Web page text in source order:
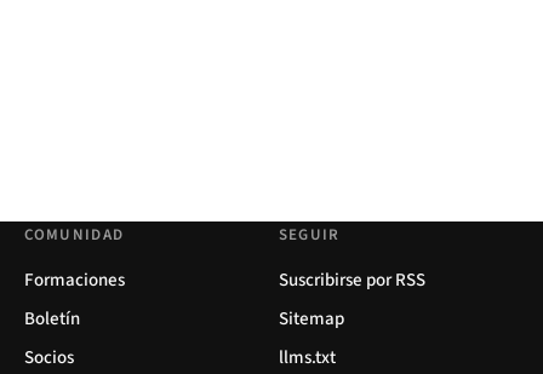
COMUNIDAD
Formaciones
Boletín
Socios
SEGUIR
Suscribirse por RSS
Sitemap
llms.txt